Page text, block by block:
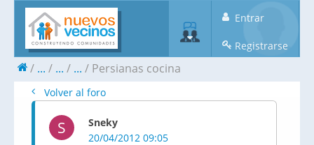
Entrar
Registrarse
... ... ... Persianas cocina
Volver al foro
S
Sneky
20/04/2012 09:05